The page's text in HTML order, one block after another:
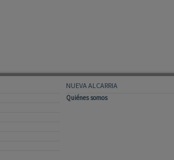
NUEVA ALCARRIA
Quiénes somos